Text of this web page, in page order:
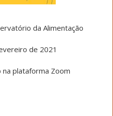
da Alimentação
de 2021
plataforma Zoom